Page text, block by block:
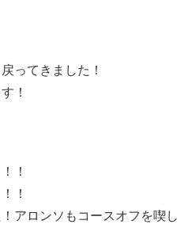
ってきました！
！
！
！
アロンソもコースオフを喫し